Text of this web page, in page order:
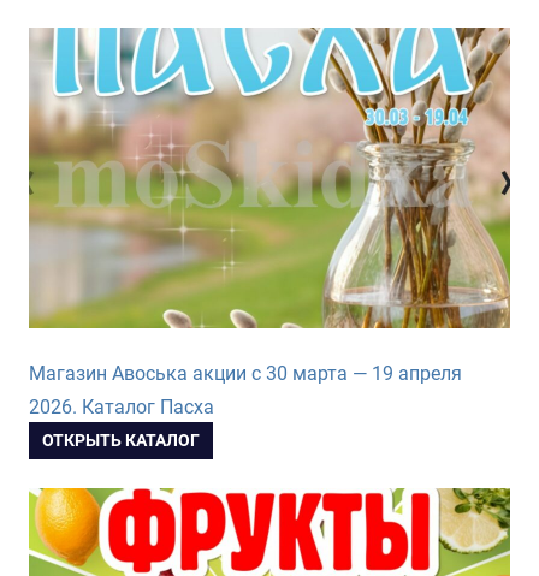
Магазин Авоська акции с 30 марта — 19 апреля
2026. Каталог Пасха
ОТКРЫТЬ КАТАЛОГ